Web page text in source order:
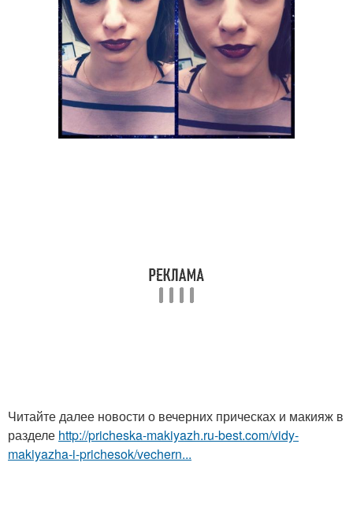
Читайте далее новости о вечерних прическах и макияж в
разделе http://pricheska-makiyazh.ru-best.com/vidy-
makiyazha-i-prichesok/vechern...